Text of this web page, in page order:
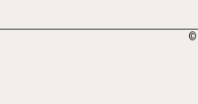
©